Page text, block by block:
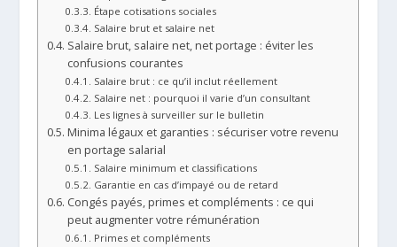
Étape cotisations sociales
Salaire brut et salaire net
Salaire brut, salaire net, net portage : éviter les
confusions courantes
Salaire brut : ce qu’il inclut réellement
Salaire net : pourquoi il varie d’un consultant
Les lignes à surveiller sur le bulletin
Minima légaux et garanties : sécuriser votre revenu
en portage salarial
Salaire minimum et classifications
Garantie en cas d’impayé ou de retard
Congés payés, primes et compléments : ce qui
peut augmenter votre rémunération
Primes et compléments